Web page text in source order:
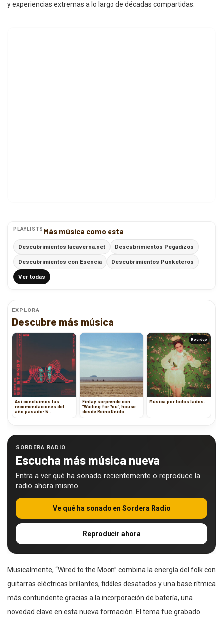
y experiencias extremas a lo largo de décadas compartidas.
PLAYLISTS Más música como esta
Descubrimientos lacaverna.net Descubrimientos Pegadizos
Descubrimientos con Esencia Descubrimientos Punketeros
Ver todas
EXPLORA
Descubre más música
Así concluimos las
recomendaciones del
año pasado: 5
Finlay sorprende con
“Waiting for You”, house
desde Reino Unido
Roundup
Música por todos lados.
SORDERA RADIO
Escucha más música nueva
Entra a ver qué ha sonado recientemente o reproduce la
radio ahora mismo.
Ve qué ha sonado en Sordera Radio
Reproducir ahora
Musicalmente, “Wired to the Moon” combina la energía del folk con
guitarras eléctricas brillantes, fiddles desatados y una base rítmica
más contundente gracias a la incorporación de batería, una
novedad clave en esta nueva formación. El tema fue grabado